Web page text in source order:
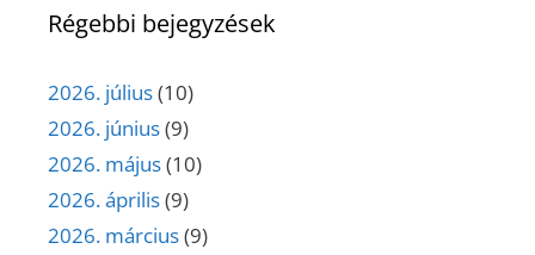
Régebbi bejegyzések
2026. július(10)
2026. június(9)
2026. május(10)
2026. április(9)
2026. március(9)